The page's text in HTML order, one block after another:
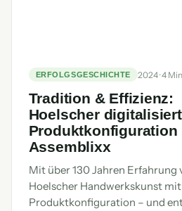
ERFOLGSGESCHICHTE 2024 · 4
Tradition & Effizienz:
Hoelscher
Produktkonfiguration
Assemblixx
Mit über 130 Jahren Erfahrung
Hoelscher Handwerkskunst
Produktkonfiguration – und